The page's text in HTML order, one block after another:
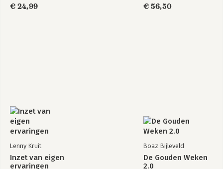
€ 24,99
€ 56,50
Lenny Kruit
Inzet van eigen
ervaringen
Boaz Bijleveld
De Gouden Weken
2.0